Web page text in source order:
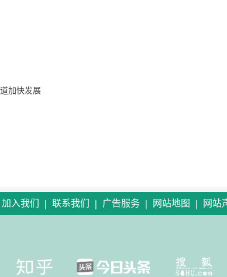
加快发展
加入我们 | 联系我们 | 广告服务 | 网站地图 | 网站